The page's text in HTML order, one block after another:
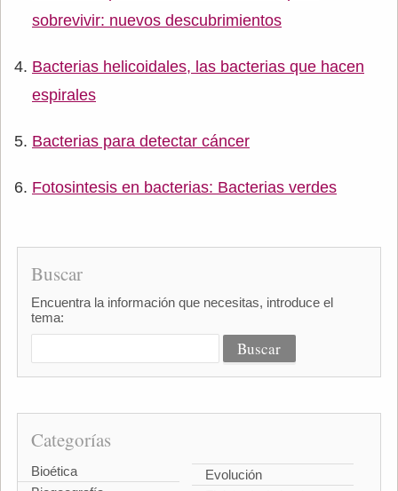
sobrevivir: nuevos descubrimientos
Bacterias helicoidales, las bacterias que hacen
espirales
Bacterias para detectar cáncer
Fotosintesis en bacterias: Bacterias verdes
Buscar
Encuentra la información que necesitas, introduce el
tema:
Categorías
Bioética
Evolución